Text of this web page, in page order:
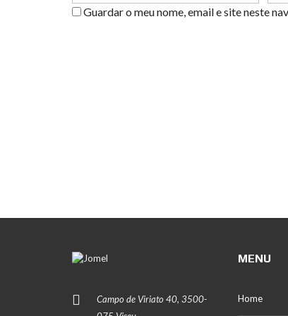
Guardar o meu nome, email e site neste
Campo de Viriato 40, 3500-
MENU
Home